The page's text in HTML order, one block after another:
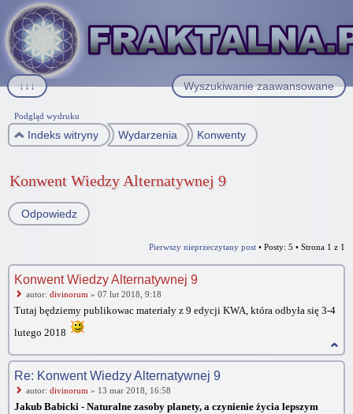
Wyszukiwanie zaawansowane
↓↓↓
Podgląd wydruku
Indeks witryny Wydarzenia Konwenty
Konwent Wiedzy Alternatywnej 9
Odpowiedz
Pierwszy nieprzeczytany post • Posty: 5 • Strona 1 z 1
Konwent Wiedzy Alternatywnej 9
autor: divinorum » 07 lut 2018, 9:18
Tutaj będziemy publikowac materiały z 9 edycji KWA, która odbyła się 3-4
lutego 2018
Re: Konwent Wiedzy Alternatywnej 9
autor: divinorum » 13 mar 2018, 16:58
Jakub Babicki - Naturalne zasoby planety, a czynienie życia lepszym